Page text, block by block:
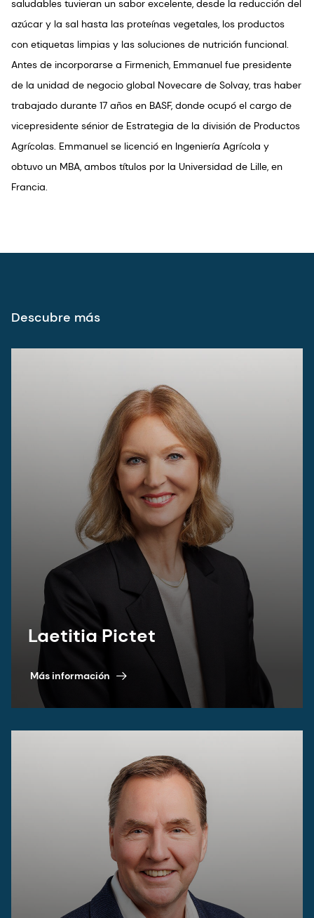
saludables tuvieran un sabor excelente, desde la reducción del
azúcar y la sal hasta las proteínas vegetales, los productos
con etiquetas limpias y las soluciones de nutrición funcional.
Antes de incorporarse a Firmenich, Emmanuel fue presidente
de la unidad de negocio global Novecare de Solvay, tras haber
trabajado durante 17 años en BASF, donde ocupó el cargo de
vicepresidente sénior de Estrategia de la división de Productos
Agrícolas. Emmanuel se licenció en Ingeniería Agrícola y
obtuvo un MBA, ambos títulos por la Universidad de Lille, en
Francia.
Descubre más
Laetitia Pictet
Más información